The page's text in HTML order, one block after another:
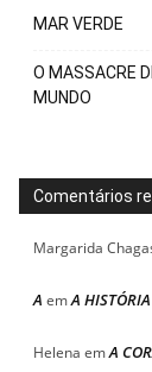
MAR VERDE
O MASSACRE
MUNDO
Comentários
Margarida
A emA
Helena emA